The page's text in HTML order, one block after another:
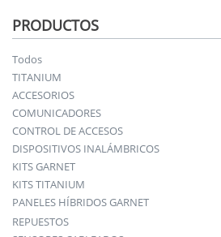
PRODUCTOS
Todos
TITANIUM
ACCESORIOS
COMUNICADORES
CONTROL DE ACCESOS
DISPOSITIVOS INALÁMBRICOS
KITS GARNET
KITS TITANIUM
PANELES HÍBRIDOS GARNET
REPUESTOS